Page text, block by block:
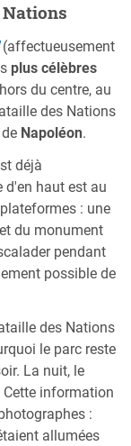
(affectueusement
plus célèbres
du centre, au
des Nations
Napoléon.
déjà
d'en haut est au
: une
du monument
pendant
possible de
des Nations
le parc reste
La nuit, le
information
:
allumées